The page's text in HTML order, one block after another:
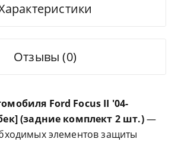
Отзывы (0)
Ford Focus II '04-
(задние комплект 2 шт.)—
элементов защиты